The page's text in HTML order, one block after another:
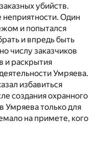
убийств.
Один
и попытался
и впредь быть
числу заказчиков
и раскрытия
Умряева.
избавиться
создания охранного
Умряева только для
на примете, кого